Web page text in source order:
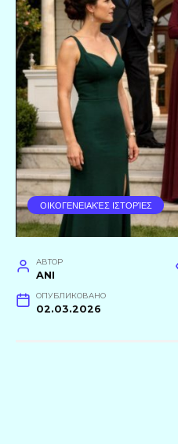
ΟΙΚΟΓΕΝΕΙΑΚΈΣ ΙΣΤΟΡΊΕΣ
АВТОР
ANI
ОПУБЛИКОВАНО
02.03.2026